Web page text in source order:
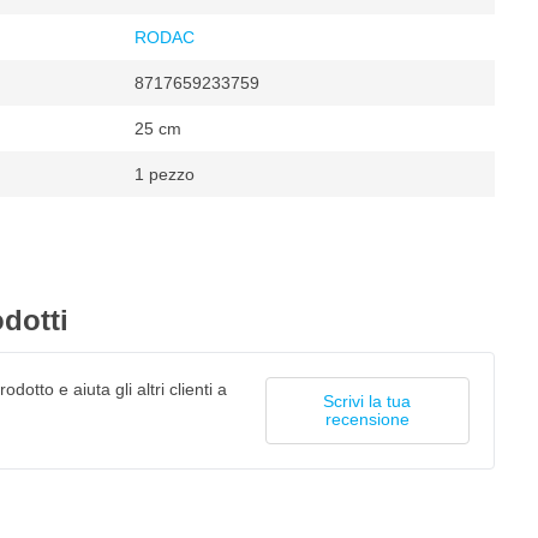
RODAC
8717659233759
25 cm
1 pezzo
e aiuta gli altri clienti a
Scrivi la tua
recensione